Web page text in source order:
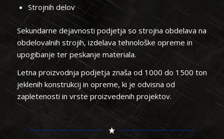
Strojnih delov
Sekundarne dejavnosti podjetja so strojna obdelava na
obdelovalnih strojih, izdelava tehnološke opreme in
upogibanje ter peskanje materiala.
Letna proizvodnja podjetja znaša od 1000 do 1500 ton
jeklenih konstrukcij in opreme, ki je odvisna od
zapletenosti in vrste proizvedenih projektov.